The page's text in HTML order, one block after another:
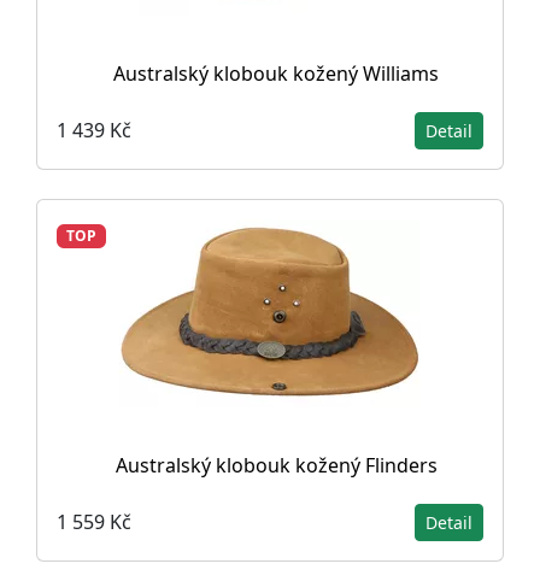
Australský klobouk kožený Williams
1 439 Kč Detail
TOP
Australský klobouk kožený Flinders
1 559 Kč Detail